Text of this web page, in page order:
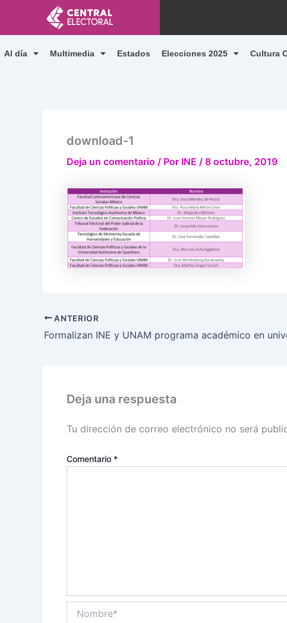
contenido
Al día Multimedia Estados Elecciones 2025 Cultura
download-1
Deja un comentario / Por INE / 8 octubre, 2019
ANTERIOR
Deja una respuesta
Tu dirección de correo electrónico no será
Comentario *